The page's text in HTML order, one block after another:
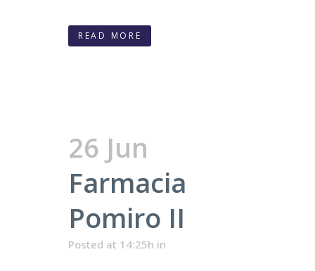
READ MORE
26 Jun
Farmacia
Pomiro II
Posted at 14:25h in